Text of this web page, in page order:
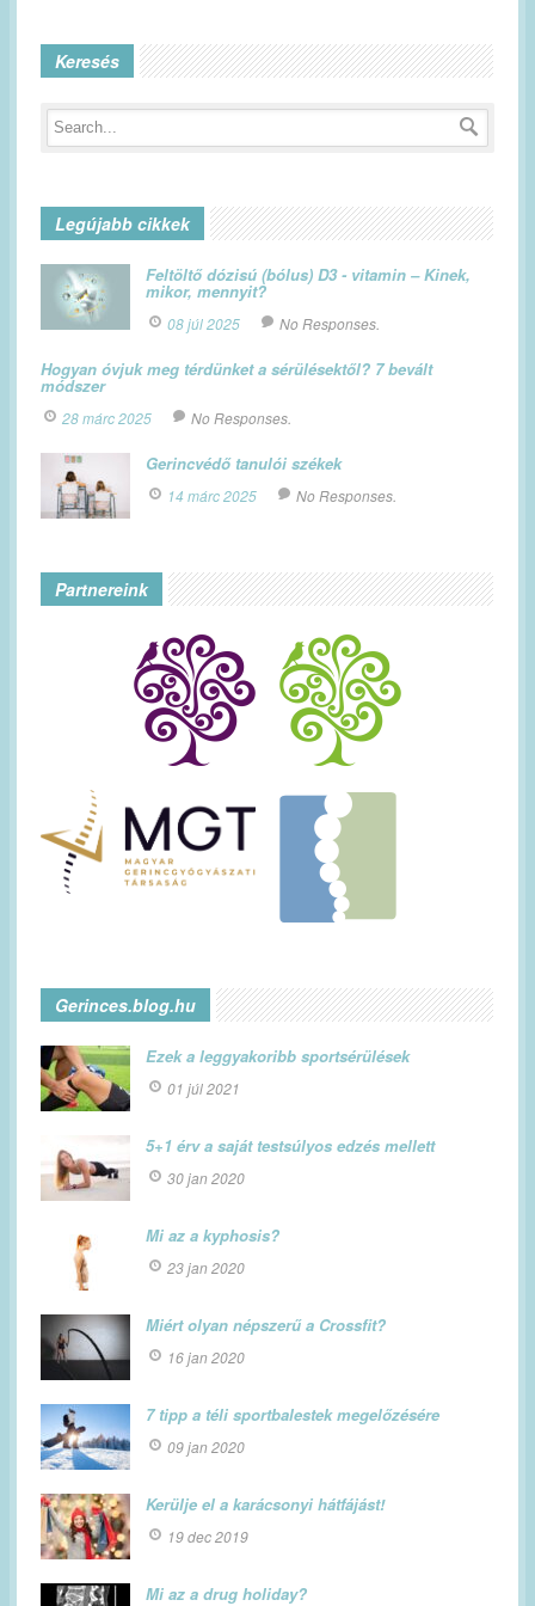
Keresés
Legújabb cikkek
Feltöltő dózisú (bólus) D3 - vitamin – Kinek,
mikor, mennyit?
08 júl 2025 No Responses.
Hogyan óvjuk meg térdünket a sérülésektől? 7 bevált
módszer
28 márc 2025 No Responses.
Gerincvédő tanulói székek
14 márc 2025 No Responses.
Partnereink
Gerinces.blog.hu
Ezek a leggyakoribb sportsérülések
01 júl 2021
5+1 érv a saját testsúlyos edzés mellett
30 jan 2020
Mi az a kyphosis?
23 jan 2020
Miért olyan népszerű a Crossfit?
16 jan 2020
7 tipp a téli sportbalestek megelőzésére
09 jan 2020
Kerülje el a karácsonyi hátfájást!
19 dec 2019
Mi az a drug holiday?